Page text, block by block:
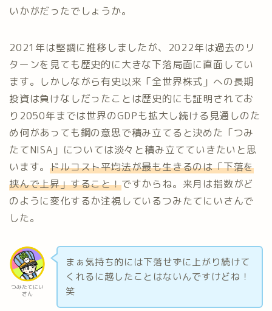
いかがだったでしょうか。
2021年は堅調に推移しましたが、2022年は過去のリ
ターンを見ても歴史的に大きな下落局面に直面してい
ます。しかしながら有史以来「全世界株式」への長期
投資は負けなしだったことは歴史的にも証明されてお
り2050年までは世界のGDPも拡大し続ける見通しのた
め何があっても鋼の意思で積み立てると決めた「つみ
たてNISA」については淡々と積み立てていきたいと思
います。ドルコスト平均法が最も生きるのは「下落を
挟んで上昇」すること！ですからね。来月は指数がど
のように変化するか注視しているつみたてにいさんで
した。
つみたてにい
さん
まぁ気持ち的には下落せずに上がり続けて
くれるに越したことはないんですけどね！
笑